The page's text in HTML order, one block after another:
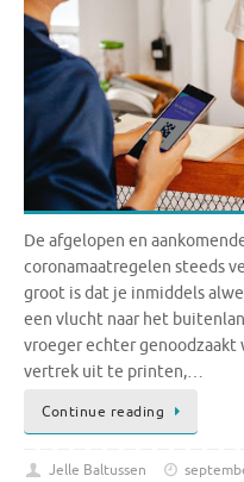
De afgelopen en
coronamaatregelen steeds
groot is dat je inmiddels
een vlucht naar het
vroeger echter genoodzaakt
vertrek uit te printen,…
Continue reading
Jelle Baltussen